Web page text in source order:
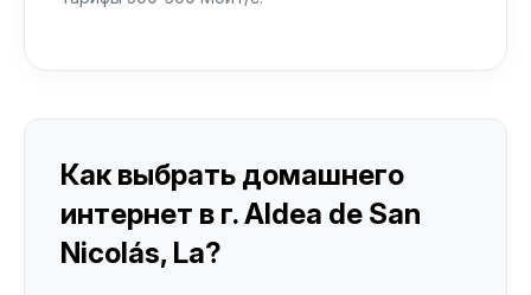
Как выбрать домашнего
интернет в г. Aldea de San
Nicolás, La?